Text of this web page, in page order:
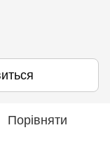
Порівняти